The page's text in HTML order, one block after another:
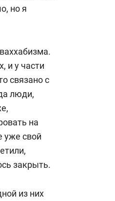
но я
и у части
связано с
люди,
на
уже свой
закрыть.
из них